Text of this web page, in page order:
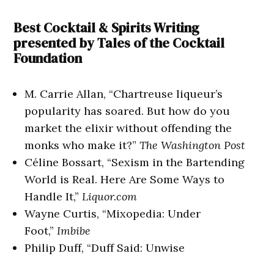
Best Cocktail & Spirits Writing
presented by Tales of the Cocktail
Foundation
M. Carrie Allan, “Chartreuse liqueur’s
popularity has soared. But how do you
market the elixir without offending the
monks who make it?”The Washington Post
Céline Bossart, “Sexism in the Bartending
World is Real. Here Are Some Ways to
Handle It,”Liquor.com
Wayne Curtis, “Mixopedia: Under
Foot,”Imbibe
Philip Duff, “Duff Said: Unwise